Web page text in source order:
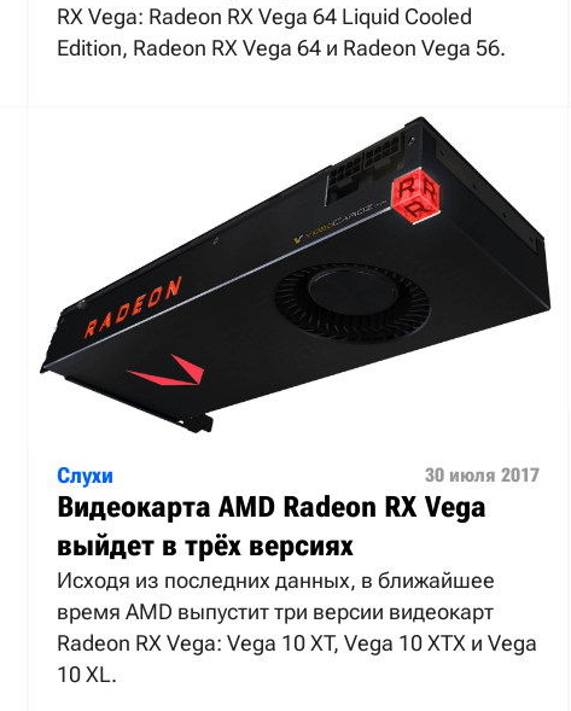
RX Vega: Radeon RX Vega 64 Liquid Cooled
Edition, Radeon RX Vega 64 и Radeon Vega 56.
Слухи 30 июля 2017
Видеокарта AMD Radeon RX Vega
выйдет в трёх версиях
Исходя из последних данных, в ближайшее
время AMD выпустит три версии видеокарт
Radeon RX Vega: Vega 10 XT, Vega 10 XTX и Vega
10 XL.